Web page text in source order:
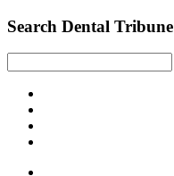
Search Dental Tribune